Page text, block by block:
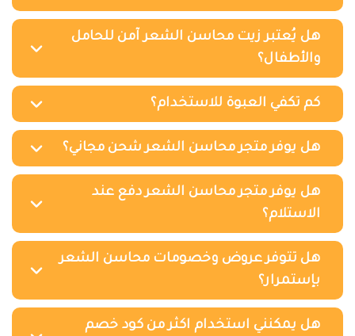
هل يُعتبر زيت محاسن الشعر آمن للحامل
والأطفال؟
كم تكفي العبوة للاستخدام؟
هل يوفر متجر محاسن الشعر شحن مجاني؟
هل يوفر متجر محاسن الشعر دفع عند
الاستلام؟
هل تتوفر عروض وخصومات محاسن الشعر
بإستمرار؟
هل يمكنني استخدام اكثر من كود خصم